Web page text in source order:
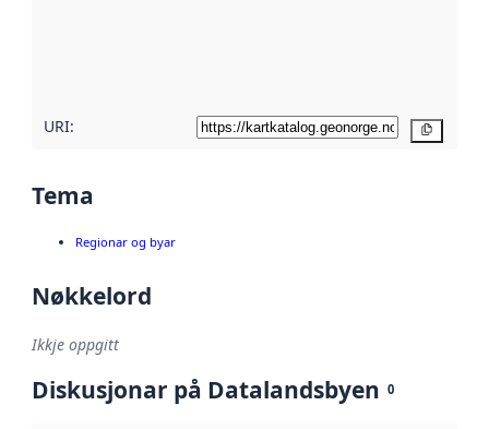
URI:
Tema
Regionar og byar
Nøkkelord
Ikkje oppgitt
Diskusjonar på Datalandsbyen 0